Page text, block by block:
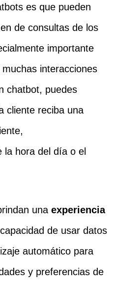
es que pueden
de consultas de los
importante
interacciones
chatbot, puedes
cliente reciba una
la hora del día o el
una experiencia
de usar datos
automático para
y preferencias de